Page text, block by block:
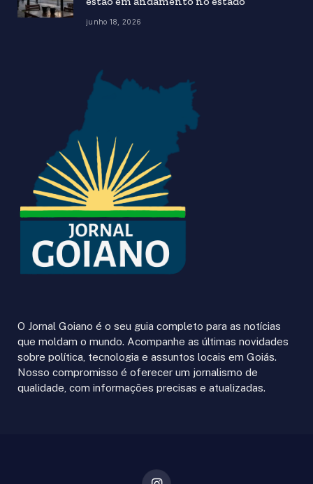
junho 18, 2026
O Jornal Goiano é o seu guia completo para as notícias
que moldam o mundo. Acompanhe as últimas novidades
sobre política, tecnologia e assuntos locais em Goiás.
Nosso compromisso é oferecer um jornalismo de
qualidade, com informações precisas e atualizadas.